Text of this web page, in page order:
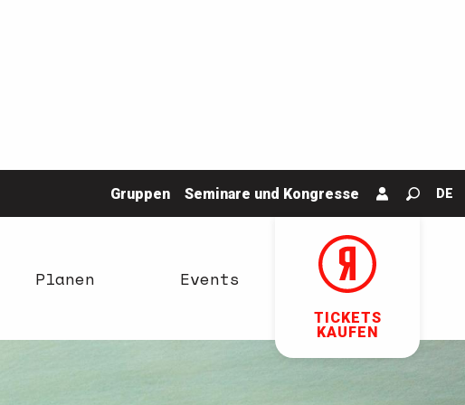
Gruppen Seminare und Kongresse
Suche
DE
TICKETS
KAUFEN
Planen Events